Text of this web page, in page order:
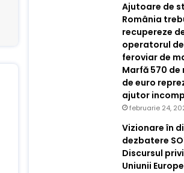
Ajutoare de
România
recupereze
operatorul
feroviar de
Marfă 570 de
de euro
ajutor
februarie 24,
Vizionare în
dezbatere
Discursul
Uniunii